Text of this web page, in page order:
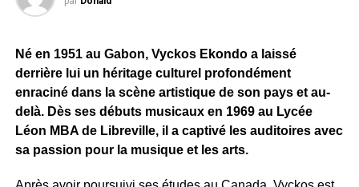
Né en 1951 au Gabon, Vyckos Ekondo a laissé
derrière lui un héritage culturel profondément
enraciné dans la scène artistique de son pays et au-
delà. Dès ses débuts musicaux en 1969 au Lycée
Léon MBA de Libreville, il a captivé les auditoires avec
sa passion pour la musique et les arts.